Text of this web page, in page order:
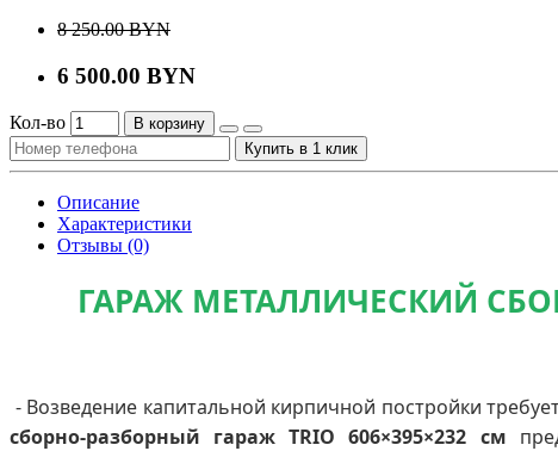
8 250.00 BYN
6 500.00 BYN
Кол-во
В корзину
Купить в 1 клик
Описание
Характеристики
Отзывы (0)
ГАРАЖ МЕТАЛЛИЧЕСКИЙ
- Возведение капитальной кирпичной постройки
сборно-разборный гараж TRIO 606×395×232 см